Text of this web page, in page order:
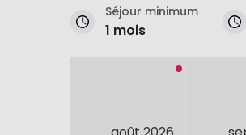
Séjour minimum
1 mois